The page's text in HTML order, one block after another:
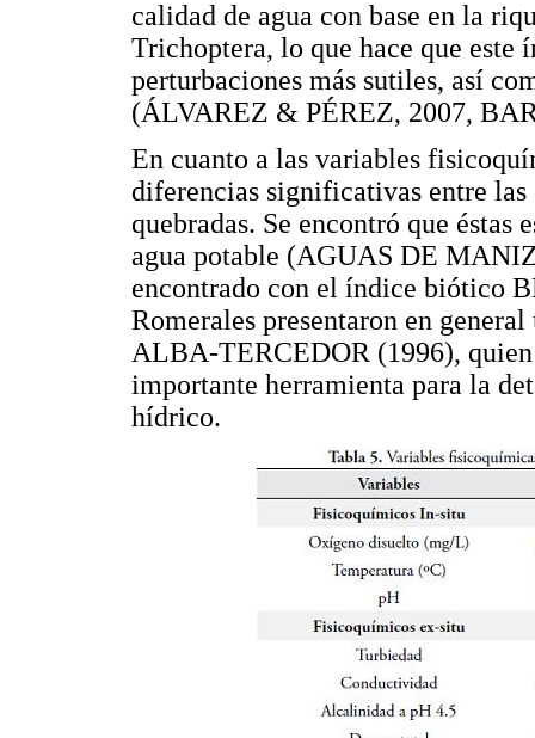
calidad de agua con base en la
Trichoptera, lo que hace que este
perturbaciones más sutiles, así
(ÁLVAREZ & PÉREZ, 2007,
En cuanto a las variables
diferencias significativas entre las
quebradas. Se encontró que éstas
agua potable (AGUAS DE
encontrado con el índice biótico
Romerales presentaron en
ALBA-TERCEDOR (1996),
importante herramienta para la
hídrico.